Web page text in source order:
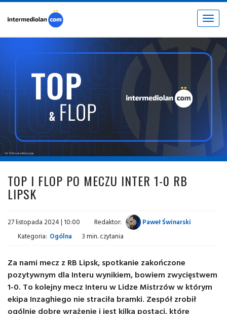
Toggle
fot. © intermediolan.com
TOP I FLOP PO MECZU INTER 1-0 RB
LIPSK
27 listopada 2024 | 10:00 Redaktor:
Paweł Świnarski
Kategoria: Ogólna 3 min. czytania
Za nami mecz z RB Lipsk, spotkanie zakończone
pozytywnym dla Interu wynikiem, bowiem zwycięstwem
1-0. To kolejny mecz Interu w Lidze Mistrzów w którym
ekipa Inzaghiego nie straciła bramki. Zespół zrobił
ogólnie dobre wrażenie i jest kilka postaci, które